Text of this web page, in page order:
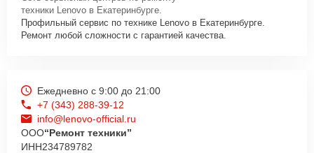
техники Lenovo в Екатеринбурге.
Профильный сервис по технике Lenovo в Екатеринбурге.
Ремонт любой сложности с гарантией качества.
Ежедневно с 9:00 до 21:00
+7 (343) 288-39-12
info@lenovo-official.ru
ООО“Ремонт техники”
ИНН234789782